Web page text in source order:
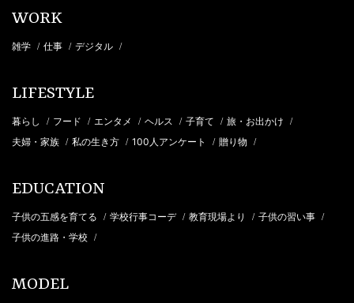
WORK
雑学 / 仕事 / デジタル /
LIFESTYLE
暮らし / フード / エンタメ / ヘルス / 子育て / 旅・お出かけ /
夫婦・家族 / 私の生き方 / 100人アンケート / 贈り物 /
EDUCATION
子供の五感を育てる / 学校行事コーデ / 教育現場より / 子供の習い事 /
子供の進路・学校 /
MODEL